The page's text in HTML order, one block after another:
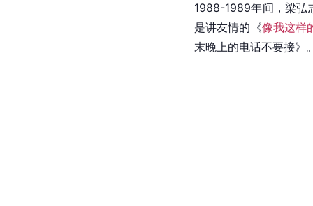
1988-1989年间，梁弘
是讲友情的《像我这样
末晚上的电话不要接》